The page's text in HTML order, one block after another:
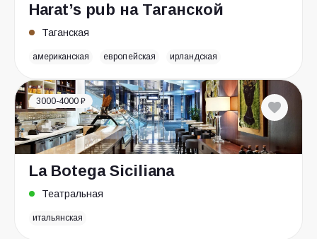
Harat’s pub на Таганской
Таганская
американская европейская ирландская
3000-4000 ₽
La Botega Siciliana
Театральная
итальянская